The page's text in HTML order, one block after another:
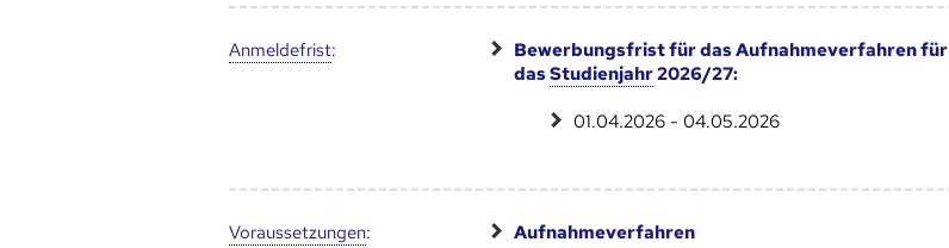
Anmelde­frist:
Bewerbungsfrist für das Aufnahmeverfahren für
dasStudienjahr2026/27:
01.04.2026 - 04.05.2026
Voraus­setzungen:
Aufnahmeverfahren